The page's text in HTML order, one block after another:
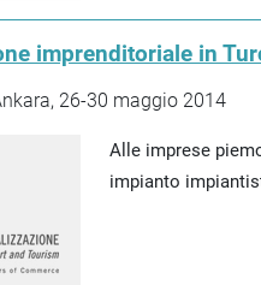
imprenditoriale in
26-30 maggio 2014
Alle imprese
impianto